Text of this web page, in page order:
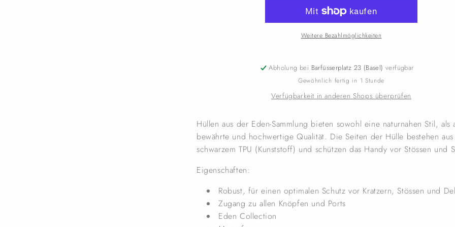
Weitere Bezahlmöglichkeiten
Abholung bei Barfüsserplatz 23 (Basel) verfügbar
Gewöhnlich fertig in 1 Stunde
Verfügbarkeit in anderen Shops überprüfen
Hüllen aus der Eden-Sammlung bieten sowohl eine naturnahen Stil, als
bewährte und hochwertige Qualität. Die Seiten der Hülle bestehen aus
schwarzem TPU (Kunststoff) und schützen das Handy vor Stössen und
Eigenschaften:
Robust, für einen optimalen Schutz vor Kratzern, Stössen und
Zugang zu allen Knöpfen und Ports
Eden Collection